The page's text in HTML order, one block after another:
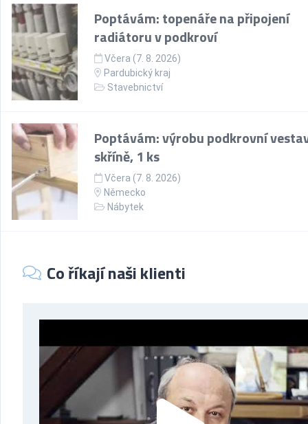
Poptávám: topenáře na připojení
radiátoru v podkroví
Včera (7. 8. 2026)
Pardubický kraj
Stavebnictví
Poptávám: výrobu podkrovní
skříně, 1 ks
Včera (7. 8. 2026)
Německo
Nábytek
Co říkají naši klienti